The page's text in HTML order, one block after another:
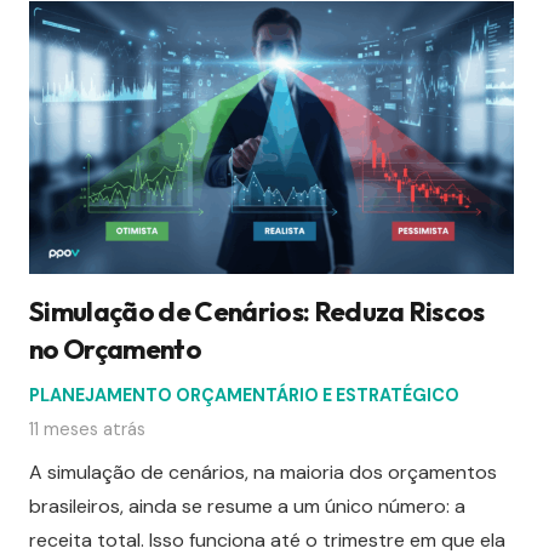
Simulação de Cenários: Reduza Riscos
no Orçamento
PLANEJAMENTO ORÇAMENTÁRIO E ESTRATÉGICO
11 meses atrás
A simulação de cenários, na maioria dos orçamentos
brasileiros, ainda se resume a um único número: a
receita total. Isso funciona até o trimestre em que ela